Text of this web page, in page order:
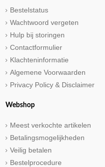
Bestelstatus
Wachtwoord vergeten
Hulp bij storingen
Contactformulier
Klachteninformatie
Algemene Voorwaarden
Privacy Policy & Disclaimer
Webshop
Meest verkochte artikelen
Betalingsmogelijkheden
Veilig betalen
Bestelprocedure